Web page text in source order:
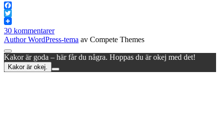
Facebook
Twitter
30 kommentarer
Author WordPress-tema av Compete Themes
Rulla
till
toppen
Kakor är goda – här får du några. Hoppas du är okej med det!
Kakor är okej.